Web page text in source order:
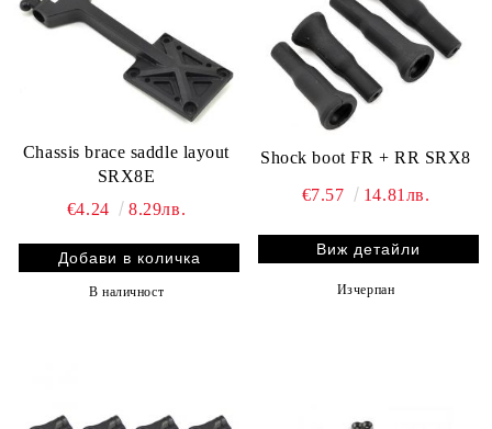
Chassis brace saddle layout
SRX8E
€4.24
8.29лв.
В наличност
Shock boot FR + RR SRX8
€7.57 14.81лв.
Виж детайли
Изчерпан